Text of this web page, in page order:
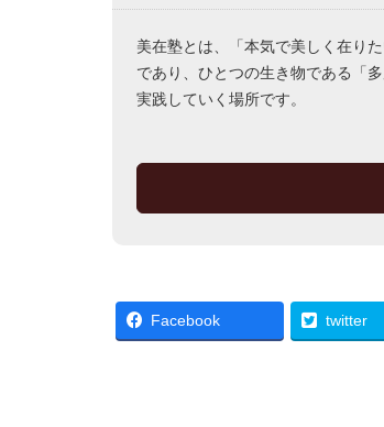
美在塾とは、「本気で美しく在り
であり、ひとつの生き物である「
実践していく場所です。
Facebook twitter